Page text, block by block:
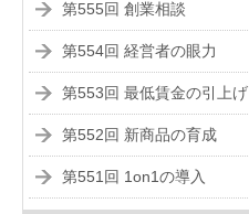
第555回 創業相談
第554回 経営者の眼力
第553回 最低賃金の引上げ
第552回 新商品の育成
第551回 1on1の導入